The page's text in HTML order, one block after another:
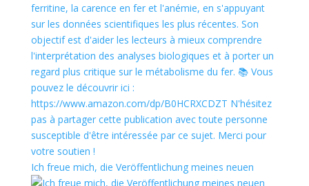
Ich freue mich, die Veröffentlichung meines neuen